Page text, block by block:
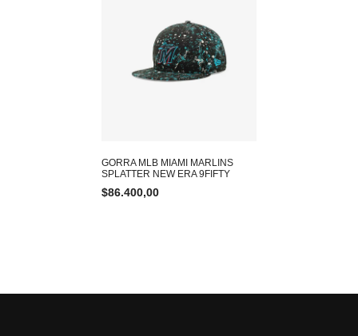
GORRA MLB MIAMI MARLINS
SPLATTER NEW ERA 9FIFTY
$86.400,00